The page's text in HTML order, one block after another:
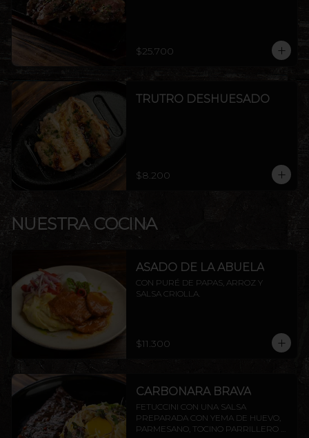
$25.700
TRUTRO DESHUESADO
$8.200
NUESTRA COCINA
ASADO DE LA ABUELA
CON PURÉ DE PAPAS, ARROZ Y
SALSA CRIOLLA.
$11.300
CARBONARA BRAVA
FETUCCINI CON UNA SALSA
PREPARADA CON YEMA DE HUEVO,
PARMESANO, TOCINO PARRILLERO Y